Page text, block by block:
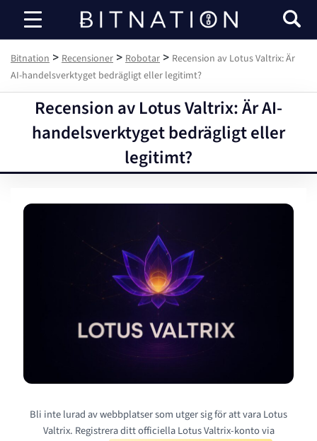
Bitnation
Bitnation > Recensioner > Robotar > Recension av Lotus Valtrix: Är
AI-handelsverktyget bedrägligt eller legitimt?
Recension av Lotus Valtrix: Är AI-
handelsverktyget bedrägligt eller
legitimt?
Bli inte lurad av webbplatser som utger sig för att vara Lotus
Valtrix. Registrera ditt officiella Lotus Valtrix-konto via